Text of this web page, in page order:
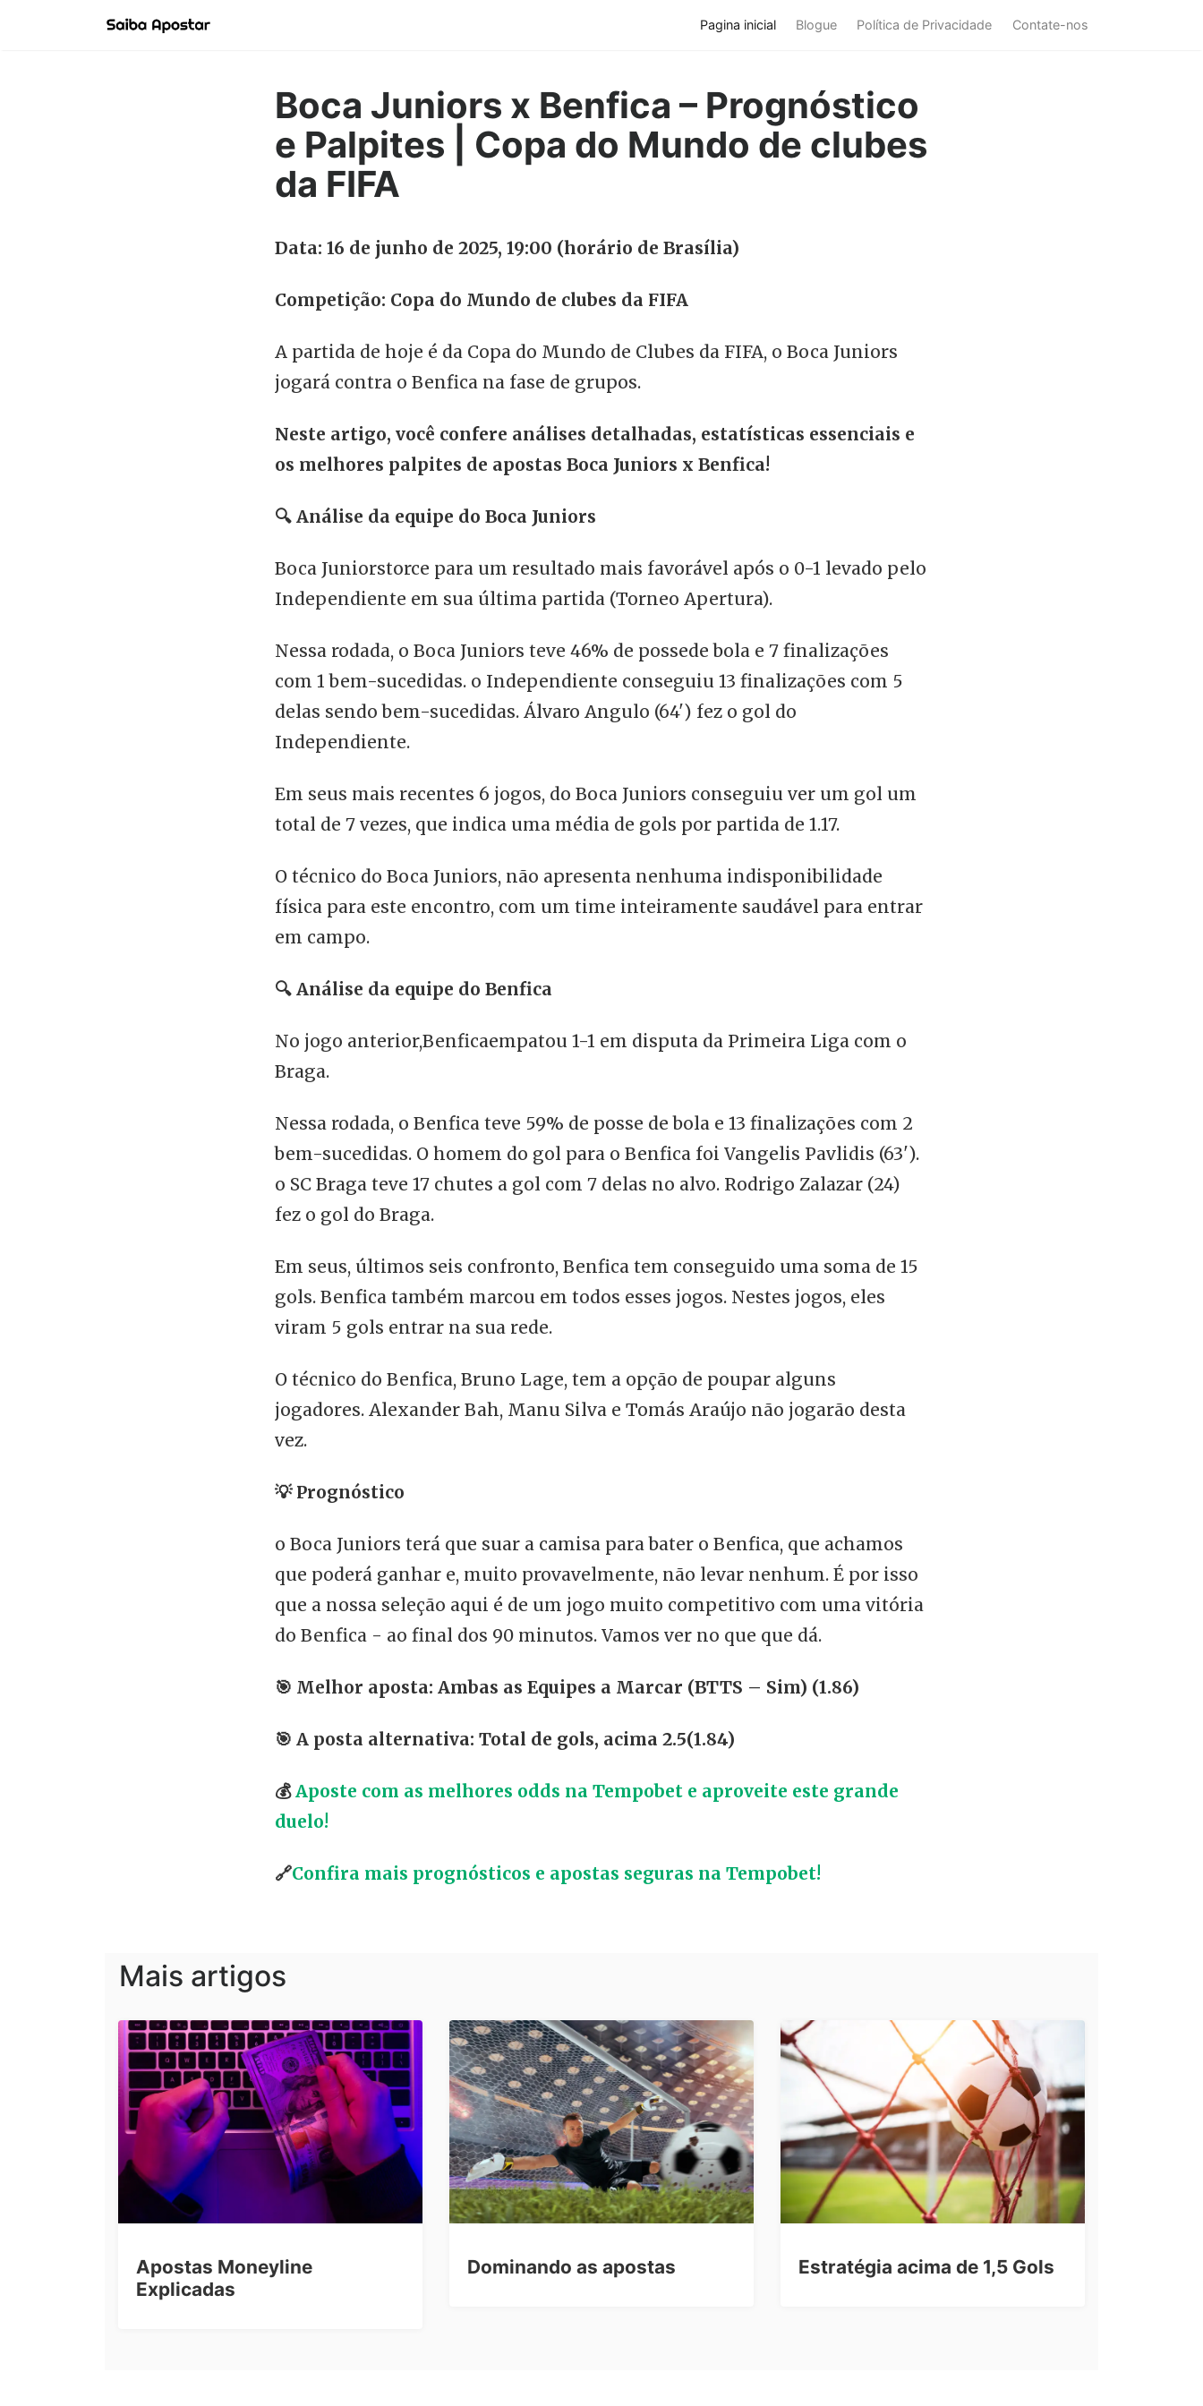
Pagina inicial Blogue Política de Privacidade Contate-nos
Boca Juniors x Benfica – Prognóstico
e Palpites | Copa do Mundo de clubes
da FIFA
Data: 16 de junho de 2025, 19:00 (horário de Brasília)
Competição: Copa do Mundo de clubes da FIFA
A partida de hoje é da Copa do Mundo de Clubes da FIFA, o Boca Juniors
jogará contra o Benfica na fase de grupos.
Neste artigo, você confere análises detalhadas, estatísticas essenciais e
os melhores palpites de apostas Boca Juniors x Benfica!
🔍 Análise da equipe do Boca Juniors
Boca Juniorstorce para um resultado mais favorável após o 0-1 levado pelo
Independiente em sua última partida (Torneo Apertura).
Nessa rodada, o Boca Juniors teve 46% de possede bola e 7 finalizações
com 1 bem-sucedidas. o Independiente conseguiu 13 finalizações com 5
delas sendo bem-sucedidas. Álvaro Angulo (64') fez o gol do
Independiente.
Em seus mais recentes 6 jogos, do Boca Juniors conseguiu ver um gol um
total de 7 vezes, que indica uma média de gols por partida de 1.17.
O técnico do Boca Juniors, não apresenta nenhuma indisponibilidade
física para este encontro, com um time inteiramente saudável para entrar
em campo.
🔍 Análise da equipe do Benfica
No jogo anterior,Benficaempatou 1-1 em disputa da Primeira Liga com o
Braga.
Nessa rodada, o Benfica teve 59% de posse de bola e 13 finalizações com 2
bem-sucedidas. O homem do gol para o Benfica foi Vangelis Pavlidis (63').
o SC Braga teve 17 chutes a gol com 7 delas no alvo. Rodrigo Zalazar (24)
fez o gol do Braga.
Em seus, últimos seis confronto, Benfica tem conseguido uma soma de 15
gols. Benfica também marcou em todos esses jogos. Nestes jogos, eles
viram 5 gols entrar na sua rede.
O técnico do Benfica, Bruno Lage, tem a opção de poupar alguns
jogadores. Alexander Bah, Manu Silva e Tomás Araújo não jogarão desta
vez.
💡Prognóstico
o Boca Juniors terá que suar a camisa para bater o Benfica, que achamos
que poderá ganhar e, muito provavelmente, não levar nenhum. É por isso
que a nossa seleção aqui é de um jogo muito competitivo com uma vitória
do Benfica - ao final dos 90 minutos. Vamos ver no que que dá.
🎯 Melhor aposta: Ambas as Equipes a Marcar (BTTS – Sim) (1.86)
🎯 A posta alternativa: Total de gols, acima 2.5(1.84)
💰Aposte com as melhores odds na Tempobet e aproveite este grande
duelo!
🔗Confira mais prognósticos e apostas seguras na Tempobet!
Mais artigos
Apostas Moneyline
Explicadas
Dominando as apostas Estratégia acima de 1,5 Gols